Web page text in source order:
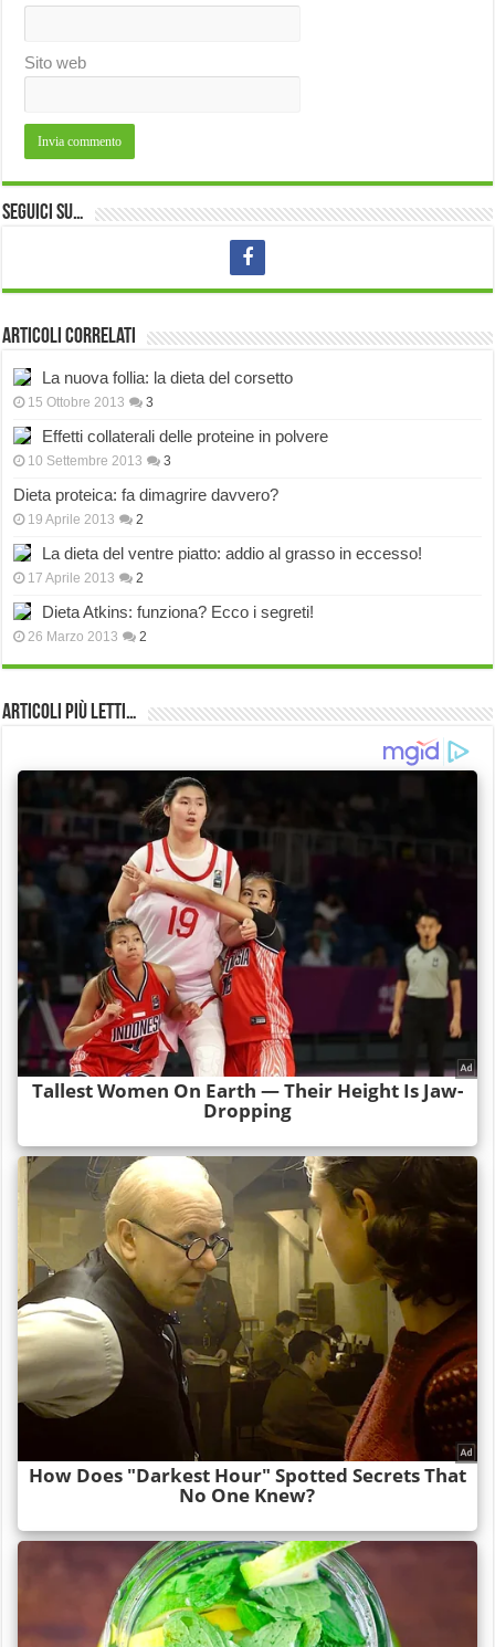
Sito web
Seguici su…
Articoli correlati
La nuova follia: la dieta del corsetto
15 Ottobre 2013 3
Effetti collaterali delle proteine in polvere
10 Settembre 2013 3
Dieta proteica: fa dimagrire davvero?
19 Aprile 2013 2
La dieta del ventre piatto: addio al grasso in eccesso!
17 Aprile 2013 2
Dieta Atkins: funziona? Ecco i segreti!
26 Marzo 2013 2
Articoli più Letti…